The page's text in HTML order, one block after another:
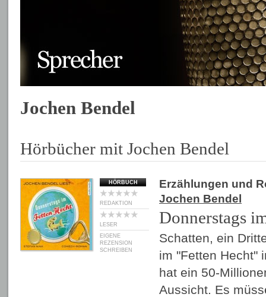
Jochen Bendel
Hörbücher mit Jochen Bendel
HÖRBUCH
REDAKTION
LESER
EIGENE
REZENSION
SCHREIBEN
Erzählungen und
Jochen Bendel
Donnerstags
Schatten, ein
im "Fetten Hecht"
hat ein 50-
Aussicht. Es